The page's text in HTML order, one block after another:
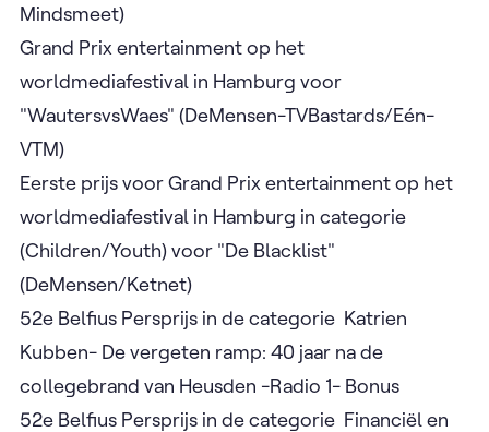
Mindsmeet)
Grand Prix entertainment op het
worldmediafestival in Hamburg voor
"WautersvsWaes" (DeMensen-TVBastards/Eén-
VTM)
Eerste prijs voor Grand Prix entertainment op het
worldmediafestival in Hamburg in categorie
(Children/Youth) voor "De Blacklist"
(DeMensen/Ketnet)
52e Belfius Persprijs in de categorie Katrien
Kubben- De vergeten ramp: 40 jaar na de
collegebrand van Heusden -Radio 1- Bonus
52e Belfius Persprijs in de categorie Financiël en